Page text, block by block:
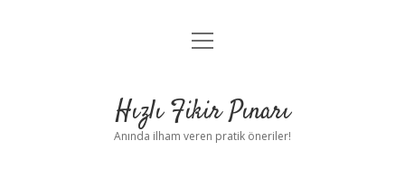
Anasayfa
Yasal Uyarı
menüyü
Hızlı Fikir Pınarı
Anında ilham veren pratik öneriler!